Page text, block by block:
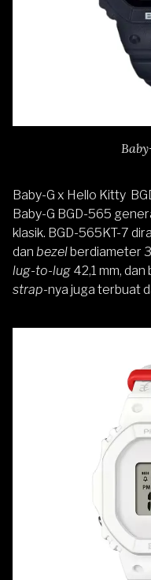
Baby-G x Hello Kitty
Baby-G BGD-565
klasik. BGD-565KT-7
dan bezel berdiameter
lug-to-lug 42,1 mm,
strap-nya juga terbuat